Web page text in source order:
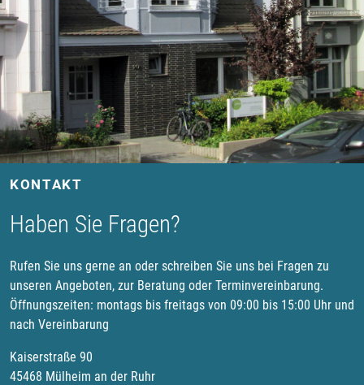
KONTAKT
Haben Sie Fragen?
Rufen Sie uns gerne an oder schreiben Sie uns bei Fragen zu
unseren Angeboten, zur Beratung oder Terminvereinbarung.
Öffnungszeiten: montags bis freitags von 09:00 bis 15:00 Uhr und
nach Vereinbarung
Kaiserstraße 90
45468 Mülheim an der Ruhr